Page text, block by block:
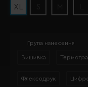
XL
Група нанесення
Вишивка
Флексодрук